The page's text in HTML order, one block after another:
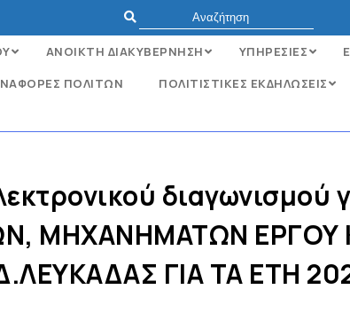
ΑΝΟΙΚΤΗ ΔΙΑΚΥΒΕΡΝΗΣΗ ΥΠΗΡΕΣΙΕΣ
ΠΟΛΙΤΏΝ
ΠΟΛΙΤΙΣΤΙΚΕΣ ΕΚΔΗΛΩΣΕΙΣ
διαγωνισμού
ΜΗΧΑΝΗΜΑΤΩΝ ΕΡΓΟΥ
ΓΙΑ ΤΑ ΕΤΗ